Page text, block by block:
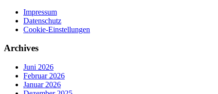
Impressum
Datenschutz
Cookie-Einstellungen
Archives
Juni 2026
Februar 2026
Januar 2026